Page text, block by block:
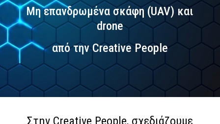
Μη επανδρωμένα σκάφη (UAV) και
drone
από την Creative People
Στην Creative People, σχεδιάζουμε